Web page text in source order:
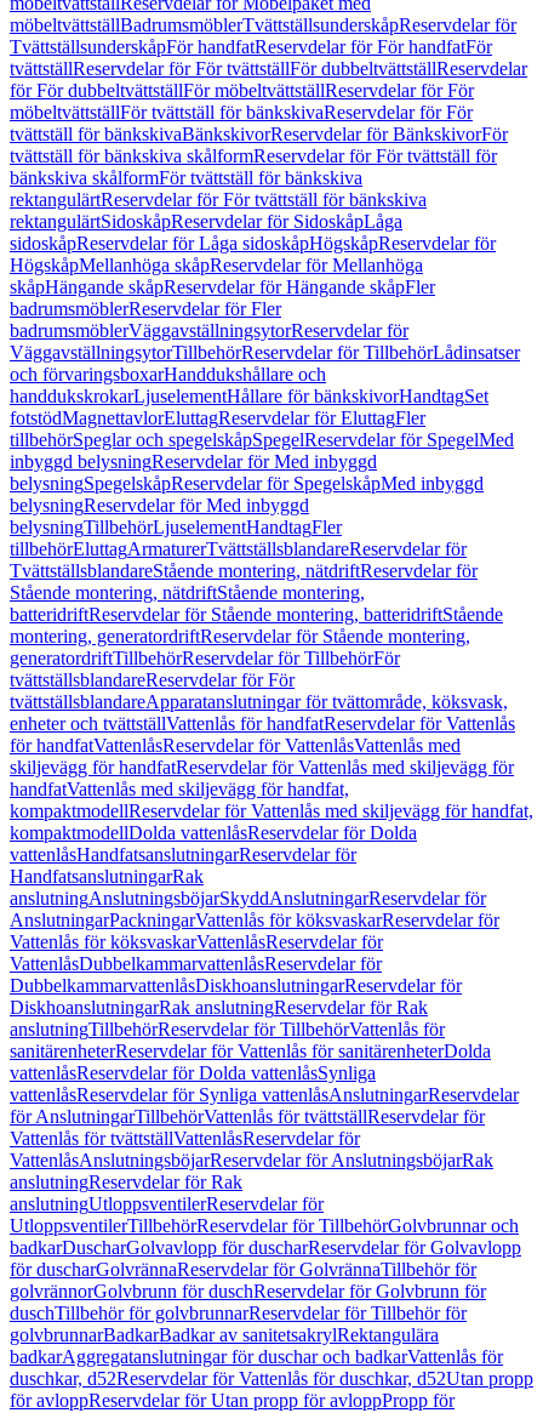
möbeltvättställBadrumsmöblerTvättställsunderskåpReservdelar för
TvättställsunderskåpFör handfatReservdelar för För handfatFör
tvättställReservdelar för För tvättställFör dubbeltvättställReservdelar
för För dubbeltvättställFör möbeltvättställReservdelar för För
möbeltvättställFör tvättställ för bänkskivaReservdelar för För
tvättställ för bänkskivaBänkskivorReservdelar för BänkskivorFör
tvättställ för bänkskiva skålformReservdelar för För tvättställ för
bänkskiva skålformFör tvättställ för bänkskiva
rektangulärtReservdelar för För tvättställ för bänkskiva
rektangulärtSidoskåpReservdelar för SidoskåpLåga
sidoskåpReservdelar för Låga sidoskåpHögskåpReservdelar för
HögskåpMellanhöga skåpReservdelar för Mellanhöga
skåpHängande skåpReservdelar för Hängande skåpFler
badrumsmöblerReservdelar för Fler
badrumsmöblerVäggavställningsytorReservdelar för
VäggavställningsytorTillbehörReservdelar för TillbehörLådinsatser
och förvaringsboxarHanddukshållare och
handdukskrokarLjuselementHållare för bänkskivorHandtagSet
fotstödMagnettavlorEluttagReservdelar för EluttagFler
tillbehörSpeglar och spegelskåpSpegelReservdelar för SpegelMed
inbyggd belysningReservdelar för Med inbyggd
belysningSpegelskåpReservdelar för SpegelskåpMed inbyggd
belysningReservdelar för Med inbyggd
belysningTillbehörLjuselementHandtagFler
tillbehörEluttagArmaturerTvättställsblandareReservdelar för
TvättställsblandareStående montering, nätdriftReservdelar för
Stående montering, nätdriftStående montering,
batteridriftReservdelar för Stående montering, batteridriftStående
montering, generatordriftReservdelar för Stående montering,
generatordriftTillbehörReservdelar för TillbehörFör
tvättställsblandareReservdelar för För
tvättställsblandareApparatanslutningar för tvättområde, köksvask,
enheter och tvättställVattenlås för handfatReservdelar för Vattenlås
för handfatVattenlåsReservdelar för VattenlåsVattenlås med
skiljevägg för handfatReservdelar för Vattenlås med skiljevägg för
handfatVattenlås med skiljevägg för handfat,
kompaktmodellReservdelar för Vattenlås med skiljevägg för handfat,
kompaktmodellDolda vattenlåsReservdelar för Dolda
vattenlåsHandfatsanslutningarReservdelar för
HandfatsanslutningarRak
anslutningAnslutningsböjarSkyddAnslutningarReservdelar för
AnslutningarPackningarVattenlås för köksvaskarReservdelar för
Vattenlås för köksvaskarVattenlåsReservdelar för
VattenlåsDubbelkammarvattenlåsReservdelar för
DubbelkammarvattenlåsDiskhoanslutningarReservdelar för
DiskhoanslutningarRak anslutningReservdelar för Rak
anslutningTillbehörReservdelar för TillbehörVattenlås för
sanitärenheterReservdelar för Vattenlås för sanitärenheterDolda
vattenlåsReservdelar för Dolda vattenlåsSynliga
vattenlåsReservdelar för Synliga vattenlåsAnslutningarReservdelar
för AnslutningarTillbehörVattenlås för tvättställReservdelar för
Vattenlås för tvättställVattenlåsReservdelar för
VattenlåsAnslutningsböjarReservdelar för AnslutningsböjarRak
anslutningReservdelar för Rak
anslutningUtloppsventilerReservdelar för
UtloppsventilerTillbehörReservdelar för TillbehörGolvbrunnar och
badkarDuscharGolvavlopp för duscharReservdelar för Golvavlopp
för duscharGolvrännaReservdelar för GolvrännaTillbehör för
golvrännorGolvbrunn för duschReservdelar för Golvbrunn för
duschTillbehör för golvbrunnarReservdelar för Tillbehör för
golvbrunnarBadkarBadkar av sanitetsakrylRektangulära
badkarAggregatanslutningar för duschar och badkarVattenlås för
duschkar, d52Reservdelar för Vattenlås för duschkar, d52Utan propp
för avloppReservdelar för Utan propp för avloppPropp för